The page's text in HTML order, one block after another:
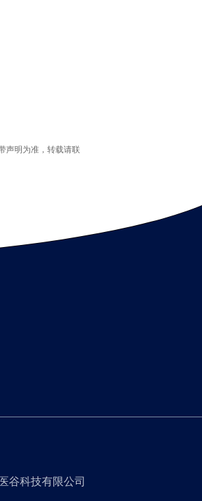
声明为准，转载请联
谷科技有限公司